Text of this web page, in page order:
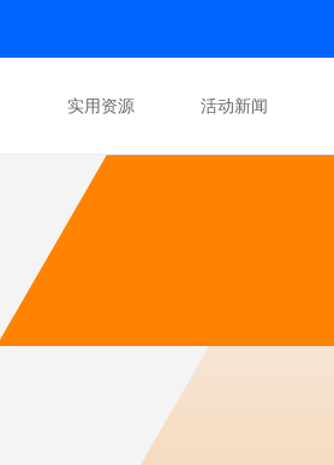
实用资源 活动新闻